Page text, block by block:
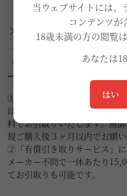
【ご購入先やメ
ールをお引き取り
「無償引き取りサービス」と
ーンから処分方法をご選択頂け
①「無償引き取りサービス」
は不要になったラブドールを1
料でお引取りいたします。無
規ご購入後３ヶ月以内でお願い
②「有償引き取りサービス」に
メーカー不問で一体あたり
てお引取りも可能です。
当ウェブサイトには
コンテンツが
18歳未満の方の閲覧
あなたは
はい